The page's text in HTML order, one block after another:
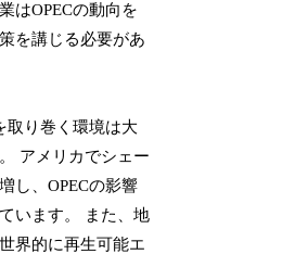
はOPECの動向を
を講じる必要があ
取り巻く環境は大
アメリカでシェー
し、OPECの影響
います。 また、地
界的に再生可能エ